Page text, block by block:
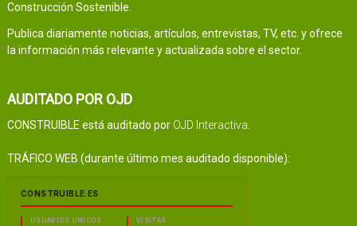
Construcción Sostenible.
Publica diariamente noticias, artículos, entrevistas, TV, etc. y ofrece
la información más relevante y actualizada sobre el sector.
AUDITADO POR OJD
CONSTRUIBLE está auditado por OJD Interactiva.
TRÁFICO WEB (durante último mes auditado disponible):